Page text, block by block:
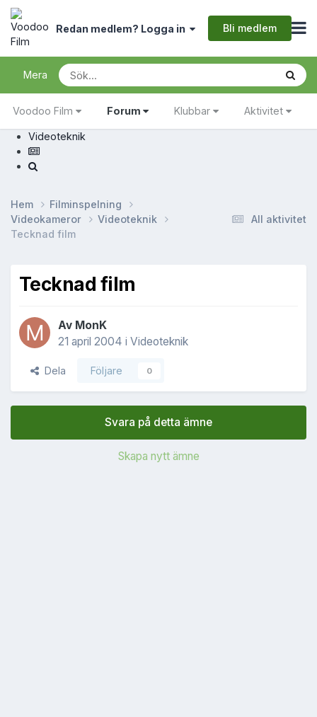
Redan medlem? Logga in Bli medlem
Mera
Voodoo Film Forum Klubbar Aktivitet
Videoteknik
All aktivitet
Hem
Filminspelning
Videokameror
Videoteknik
Tecknad film
Tecknad film
Av MonK
21 april 2004 i Videoteknik
Dela Följare 0
Svara på detta ämne
Skapa nytt ämne